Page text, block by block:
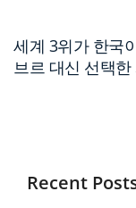
세계 3위가 한국
브르 대신 선택
Recent